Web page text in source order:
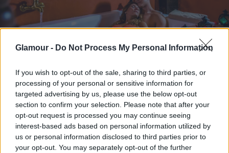
Glamour - Do Not Process My Personal Information
If you wish to opt-out of the sale, sharing to third parties, or
processing of your personal or sensitive information for
targeted advertising by us, please use the below opt-out
section to confirm your selection. Please note that after your
opt-out request is processed you may continue seeing
interest-based ads based on personal information utilized by
us or personal information disclosed to third parties prior to
your opt-out. You may separately opt-out of the further
Fotó:Mesés Shiraz****superior
Az élmények tovább folytatódnak az arab
fürdőkultúra ihlette különlegesperzsa szauna
birodalomban. A sejtelmes hangulatú
bioszaunában, a párnázott aromás luxus infra